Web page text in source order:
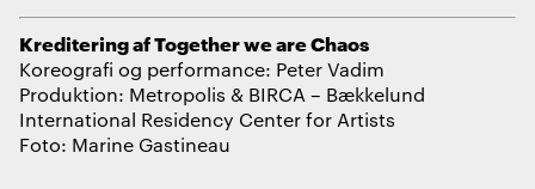
Kreditering af Together we are Chaos
Koreografi og performance: Peter Vadim
Produktion: Metropolis & BIRCA – Bækkelund
International Residency Center for Artists
Foto: Marine Gastineau